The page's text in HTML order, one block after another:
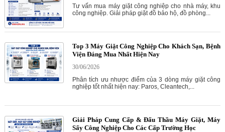
Tư vấn mua máy giặt công nghiệp cho nhà máy, khu
công nghiệp. Giải pháp giặt đồ bảo hộ, đồ phòng...
Top 3 Máy Giặt Công Nghiệp Cho Khách Sạn, Bệnh
Viện Đáng Mua Nhất Hiện Nay
30/06/2026
Phân tích ưu nhược điểm của 3 dòng máy giặt công
nghiệp tốt nhất hiện nay: Paros, Cleantech,...
Giải Pháp Cung Cấp & Đấu Thầu Máy Giặt, Máy
Sấy Công Nghiệp Cho Các Cấp Trường Học